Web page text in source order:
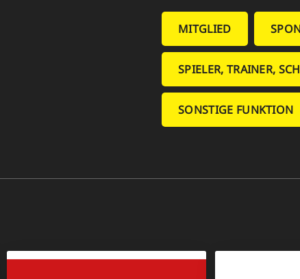
MITGLIED
SPIELER, TRAINER,
SONSTIGE FUNKTION